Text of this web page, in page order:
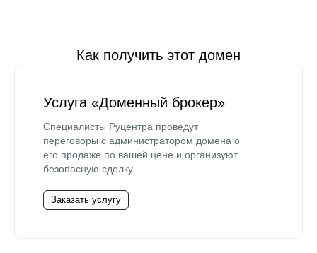
Как получить этот домен
Услуга «Доменный брокер»
Специалисты Руцентра проведут
переговоры с администратором домена о
его продаже по вашей цене и организуют
безопасную сделку.
Заказать услугу